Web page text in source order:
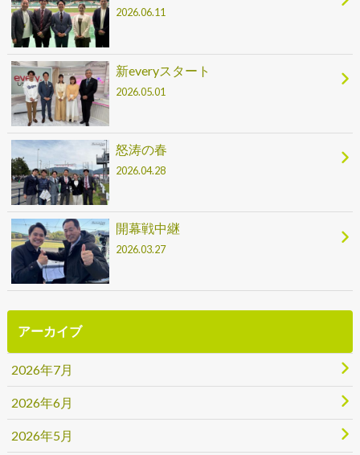
2026.06.11
新everyスタート
2026.05.01
怒涛の春
2026.04.28
開幕戦中継
2026.03.27
アーカイブ
2026年7月
2026年6月
2026年5月